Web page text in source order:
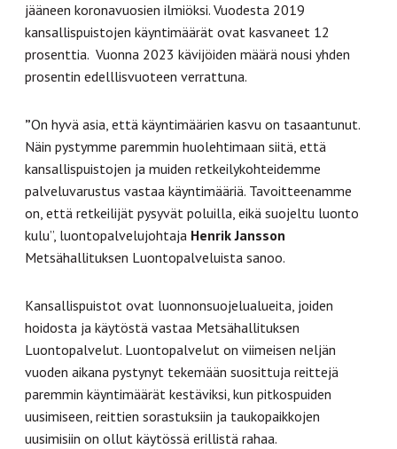
jääneen koronavuosien ilmiöksi. Vuodesta 2019
kansallispuistojen käyntimäärät ovat kasvaneet 12
prosenttia. Vuonna 2023 kävijöiden määrä nousi yhden
prosentin edelllisvuoteen verrattuna.
”On hyvä asia, että käyntimäärien kasvu on tasaantunut.
Näin pystymme paremmin huolehtimaan siitä, että
kansallispuistojen ja muiden retkeilykohteidemme
palveluvarustus vastaa käyntimääriä. Tavoitteenamme
on, että retkeilijät pysyvät poluilla, eikä suojeltu luonto
kulu”, luontopalvelujohtaja Henrik Jansson
Metsähallituksen Luontopalveluista sanoo.
Kansallispuistot ovat luonnonsuojelualueita, joiden
hoidosta ja käytöstä vastaa Metsähallituksen
Luontopalvelut. Luontopalvelut on viimeisen neljän
vuoden aikana pystynyt tekemään suosittuja reittejä
paremmin käyntimäärät kestäviksi, kun pitkospuiden
uusimiseen, reittien sorastuksiin ja taukopaikkojen
uusimisiin on ollut käytössä erillistä rahaa.